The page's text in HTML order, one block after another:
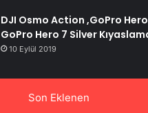
DJI Osmo Action ,GoPro
GoPro Hero 7 Silver
10 Eylül 2019
Son Eklenen